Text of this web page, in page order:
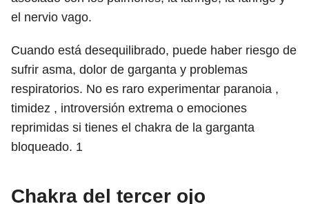
el nervio vago.
Cuando está desequilibrado, puede haber riesgo de
sufrir asma, dolor de garganta y problemas
respiratorios. No es raro experimentar paranoia ,
timidez , introversión extrema o emociones
reprimidas si tienes el chakra de la garganta
bloqueado. 1
Chakra del tercer ojo